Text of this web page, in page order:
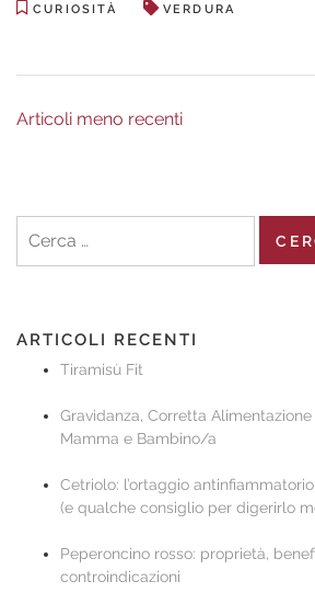
CURIOSITÀ VERDURA
Navigazione
Articoli meno recenti
per:
ARTICOLI RECENTI
Tiramisù Fit
Gravidanza, Corretta
Mamma e Bambino/a
Cetriolo: l’ortaggio
(e qualche consiglio per digerirlo
Peperoncino rosso: proprietà,
controindicazioni